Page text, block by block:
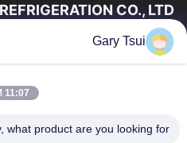
CO., LTD.
لینک های سریع
تور کارخانه
Gary Tsui
11:07 PM
what product are you looking for?